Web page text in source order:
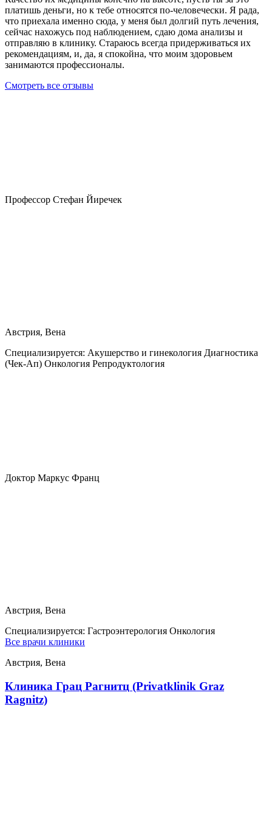
платишь деньги, но к тебе относятся по-человечески. Я рада,
что приехала именно сюда, у меня был долгий путь лечения,
сейчас нахожусь под наблюдением, сдаю дома анализы и
отправляю в клинику. Стараюсь всегда придерживаться их
рекомендациям, и, да, я спокойна, что моим здоровьем
занимаются профессионалы.
Смотреть все отзывы
Профессор Стефан Йиречек
Австрия, Вена
Специализируется: Акушерство и гинекология Диагностика
(Чек-Ап) Онкология Репродуктология
Доктор Маркус Франц
Австрия, Вена
Специализируется: Гастроэнтерология Онкология
Все врачи клиники
Австрия, Вена
Клиника Грац Рагнитц (Privatklinik Graz
Ragnitz)